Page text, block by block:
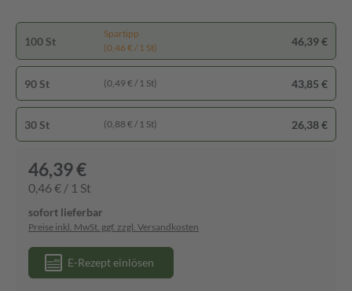
100 St
Spartipp
(0,46 € / 1 St)
46,39 €
90 St (0,49 € / 1 St) 43,85 €
30 St (0,88 € / 1 St) 26,38 €
46,39 €
0,46 € / 1 St
sofort lieferbar
Preise inkl. MwSt. ggf. zzgl. Versandkosten
E-Rezept einlösen